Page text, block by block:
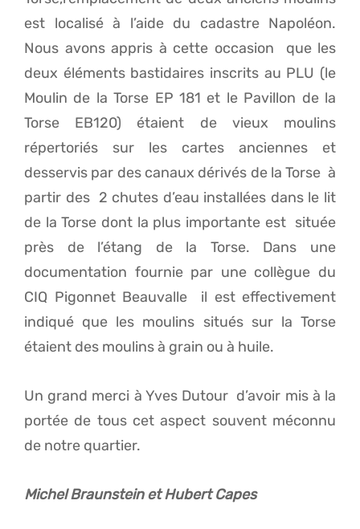
est localisé à l’aide du cadastre Napoléon.
Nous avons appris à cette occasion que les
deux éléments bastidaires inscrits au PLU (le
Moulin de la Torse EP 181 et le Pavillon de la
Torse EB120) étaient de vieux moulins
répertoriés sur les cartes anciennes et
desservis par des canaux dérivés de la Torse à
partir des 2 chutes d’eau installées dans le lit
de la Torse dont la plus importante est située
près de l’étang de la Torse. Dans une
documentation fournie par une collègue du
CIQ Pigonnet Beauvalle il est effectivement
indiqué que les moulins situés sur la Torse
étaient des moulins à grain ou à huile.
Un grand merci à Yves Dutour d’avoir mis à la
portée de tous cet aspect souvent méconnu
de notre quartier.
Michel Braunstein et Hubert Capes